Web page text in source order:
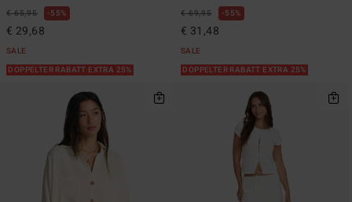
€ 65,95 55%
€ 29,68
SALE
DOPPELTER RABATT EXTRA 25%
€ 69,95 55%
€ 31,48
SALE
DOPPELTER RABATT EXTRA 25%